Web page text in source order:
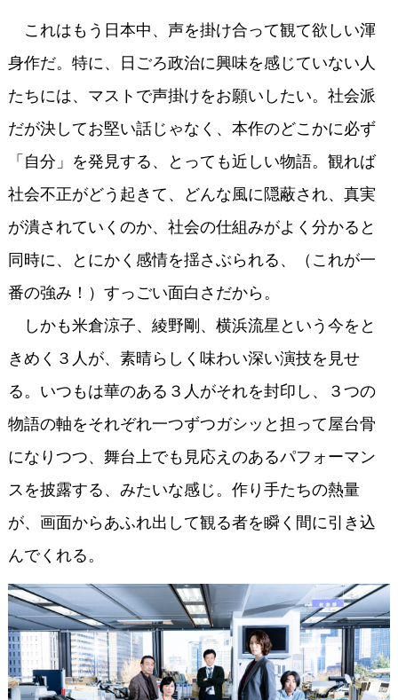
これはもう日本中、声を掛け合って観て欲しい渾
身作だ。特に、日ごろ政治に興味を感じていない人
たちには、マストで声掛けをお願いしたい。社会派
だが決してお堅い話じゃなく、本作のどこかに必ず
「自分」を発見する、とっても近しい物語。観れば
社会不正がどう起きて、どんな風に隠蔽され、真実
が潰されていくのか、社会の仕組みがよく分かると
同時に、とにかく感情を揺さぶられる、（これが一
番の強み！）すっごい面白さだから。
しかも米倉涼子、綾野剛、横浜流星という今をと
きめく３人が、素晴らしく味わい深い演技を見せ
る。いつもは華のある３人がそれを封印し、３つの
物語の軸をそれぞれ一つずつガシッと担って屋台骨
になりつつ、舞台上でも見応えのあるパフォーマン
スを披露する、みたいな感じ。作り手たちの熱量
が、画面からあふれ出して観る者を瞬く間に引き込
んでくれる。